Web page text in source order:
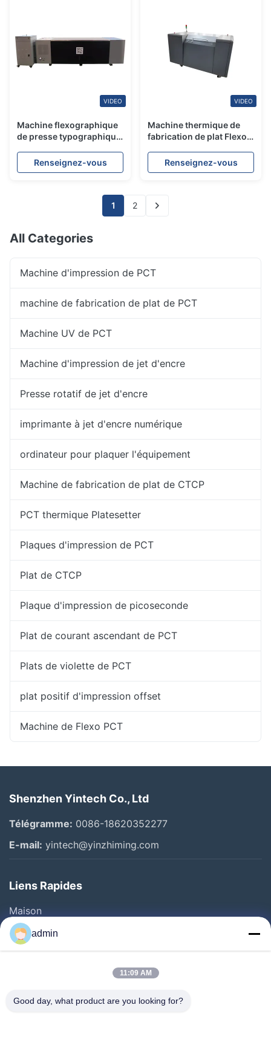
VIDEO
Machine flexographique
de presse typographique
plat excentré de PCT
Renseignez-vous
VIDEO
Machine thermique de
fabrication de plat Flexo
d'étiquette adhésive
Renseignez-vous
1 2
All Categories
Machine d'impression de PCT
machine de fabrication de plat de PCT
Machine UV de PCT
Machine d'impression de jet d'encre
Presse rotatif de jet d'encre
imprimante à jet d'encre numérique
ordinateur pour plaquer l'équipement
Machine de fabrication de plat de CTCP
PCT thermique Platesetter
Plaques d'impression de PCT
Plat de CTCP
Plaque d'impression de picoseconde
Plat de courant ascendant de PCT
Plats de violette de PCT
plat positif d'impression offset
Machine de Flexo PCT
Shenzhen Yintech Co., Ltd
Télégramme: 0086-18620352277
E-mail: yintech@yinzhiming.com
Liens Rapides
Maison
Produits
Vidéos
Visite D'usine
admin
11:09 AM
Good day, what product are you looking for?